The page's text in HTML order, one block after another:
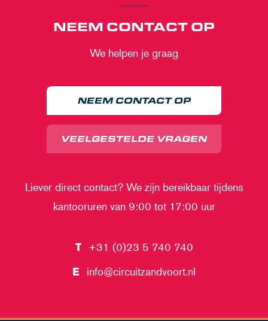
NEEM CONTACT OP
We helpen je graag
NEEM CONTACT OP
VEELGESTELDE VRAGEN
Liever direct contact? We zijn bereikbaar tijdens
kantooruren van 9:00 tot 17:00 uur
T
+31 (0)23 5 740 740
E info@circuitzandvoort.nl